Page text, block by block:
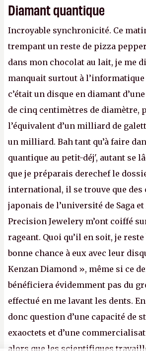
Diamant quantique
Incroyable synchronicité. Ce
trempant un reste de pizza
dans mon chocolat au lait, je me
manquait surtout à l’informatique
c’était un disque en diamant
de cinq centimètres de diamètre,
l’équivalent d’un milliard de
un milliard. Bah tant qu’à faire
quantique au petit-déj', autant se
que je préparais derechef le
international, il se trouve que des
japonais de l’université de Saga
Precision Jewelery m’ont coiffé
rageant. Quoi qu’il en soit, je reste
bonne chance à eux avec leur
Kenzan Diamond », même si ce
bénéficiera évidemment pas du
effectué en me lavant les dents.
donc question d’une capacité de
exaoctets et d’une
alors que les scientifiques